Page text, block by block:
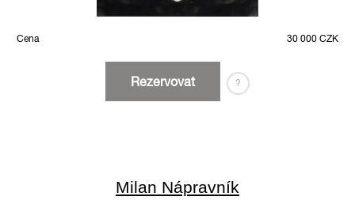
Cena 30 000 CZK
Rezervovat ?
Milan Nápravník